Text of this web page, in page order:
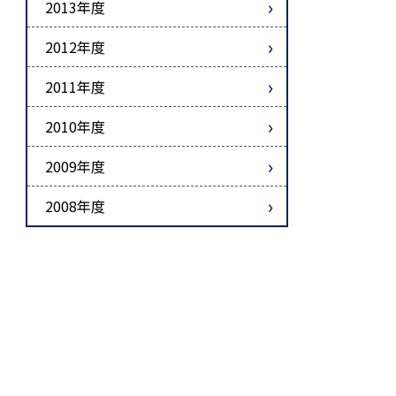
2013年度
2012年度
2011年度
2010年度
2009年度
2008年度